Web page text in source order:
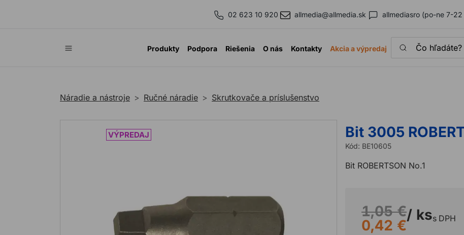
02 623 10 920 allmedia@allmedia.sk allmediasro (po-ne 7-22
Produkty Podpora Riešenia O nás Kontakty Akcia a výpredaj
Čo hľadáte?
Náradie a nástroje Ručné náradie Skrutkovače a príslušenstvo
Bit 3005
Kód: BE10605
Bit ROBERTSON No.1
1,05 €
0,42 €
/ kss DPH